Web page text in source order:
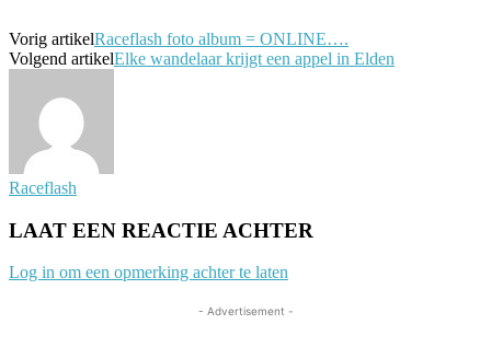
Vorig artikelRaceflash foto album = ONLINE….
Volgend artikelElke wandelaar krijgt een appel in Elden
Raceflash
LAAT EEN REACTIE ACHTER
Log in om een opmerking achter te laten
- Advertisement -